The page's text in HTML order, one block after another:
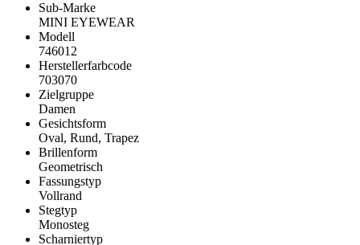
Sub-Marke
MINI EYEWEAR
Modell
746012
Herstellerfarbcode
703070
Zielgruppe
Damen
Gesichtsform
Oval, Rund, Trapez
Brillenform
Geometrisch
Fassungstyp
Vollrand
Stegtyp
Monosteg
Scharniertyp